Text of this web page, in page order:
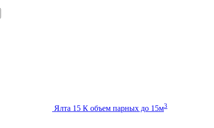
Ялта 15 К объем парных до 15м3